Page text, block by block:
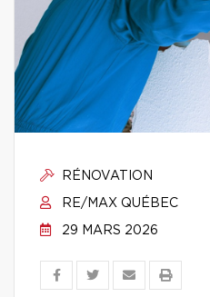
RÉNOVATION
RE/MAX QUÉBEC
29 MARS 2026